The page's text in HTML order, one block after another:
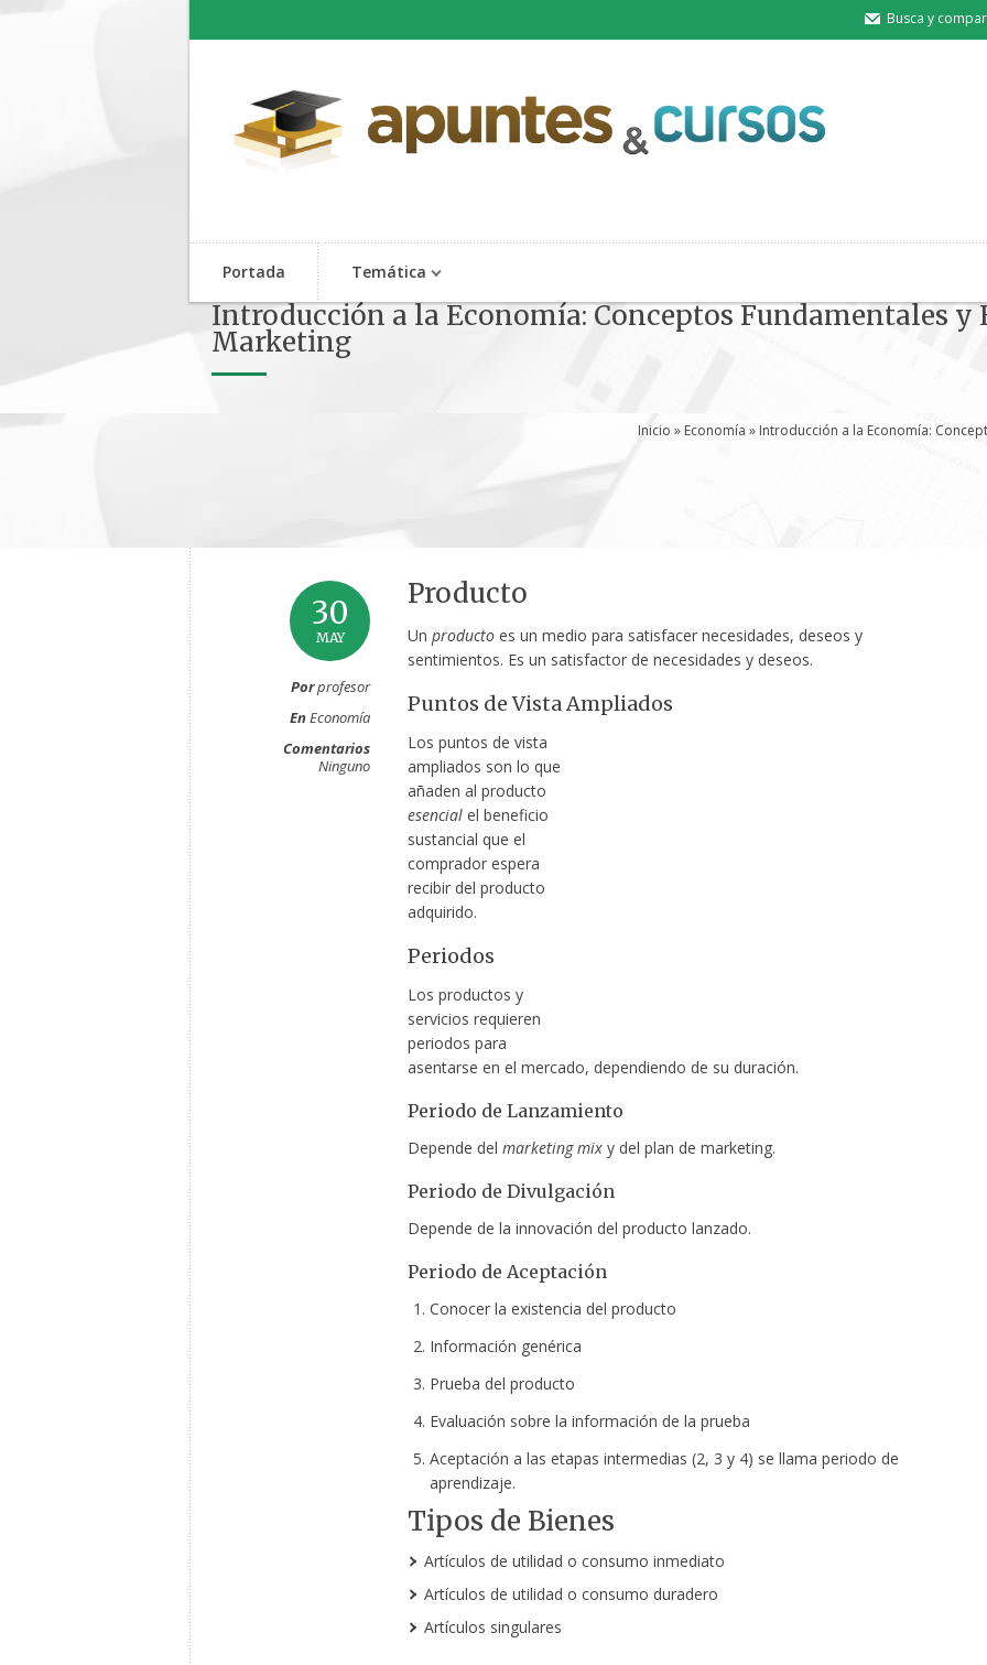
Busca y
Portada Temática
Introducción a la Economía: Conceptos Fundamentales y
Marketing
Inicio » Economía » Introducción a la Economía:
30
MAY
Porprofesor
EnEconomía
Comentarios
Ninguno
Producto
Un productoes un medio para satisfacer necesidades, deseos y
sentimientos. Es un satisfactor de necesidades y deseos.
Puntos de Vista Ampliados
Los puntos de vista
ampliados son lo que
añaden al producto
esencialel beneficio
sustancial que el
comprador espera
recibir del producto
adquirido.
Periodos
Los productos y
servicios requieren
periodos para
asentarse en el mercado, dependiendo de su duración.
Periodo de Lanzamiento
Depende del marketing mixy del plan de marketing.
Periodo de Divulgación
Depende de la innovación del producto lanzado.
Periodo de Aceptación
Conocer la existencia del producto
Información genérica
Prueba del producto
Evaluación sobre la información de la prueba
Aceptación a las etapas intermedias (2, 3 y 4) se llama periodo de
aprendizaje.
Tipos de Bienes
Artículos de utilidad o consumo inmediato
Artículos de utilidad o consumo duradero
Artículos singulares